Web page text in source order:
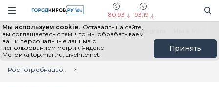
Навигация сайта
80,93 93,19
Мы используем cookie. Оставаясь на сайте,
вы соглашаетесь с тем, что мы обрабатываем
ваши персональные данные с
использованием метрик Яндекс
Метрика,top.mail.ru, LiveInternet.
Принять
Выборы - 2026 Все новости Мы в Telegram
Главная
Лента новостей
Роспотребнадзор раскрыл причины закрытия популярного среди молодых кировчан места